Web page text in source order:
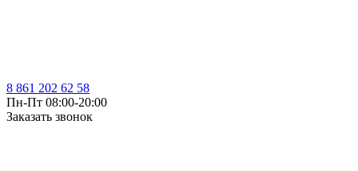
8 861 202 62 58
Пн-Пт 08:00-20:00
Заказать звонок